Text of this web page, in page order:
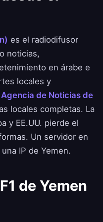
es el radiodifusor
noticias,
en árabe e
locales y
Agencia de Noticias de
locales completas. La
y EE.UU. pierde el
Un servidor en
IP de Yemen.
de Yemen